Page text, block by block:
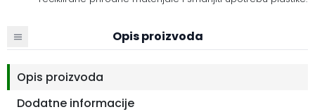
Opis proizvoda
Opis proizvoda
Dodatne informacije